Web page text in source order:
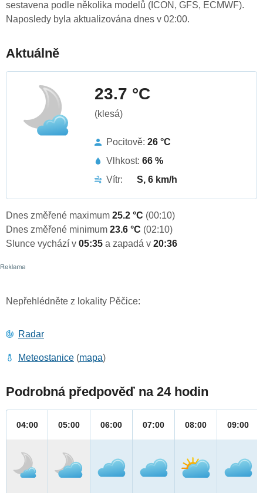
sestavena podle několika modelů (ICON, GFS, ECMWF).
Naposledy byla aktualizována dnes v 02:00.
Aktuálně
23.7 °C
(klesá)
Pocitově: 26 °C
Vlhkost: 66 %
Vítr:
S, 6 km/h
Dnes změřené maximum 25.2 °C (00:10)
Dnes změřené minimum 23.6 °C (02:10)
Slunce vychází v 05:35 a zapadá v 20:36
Nepřehlédněte z lokality Pěčice:
Radar
Meteostanice (mapa)
Podrobná předpověď na 24 hodin
04:00 05:00 06:00 07:00 08:00 09:00